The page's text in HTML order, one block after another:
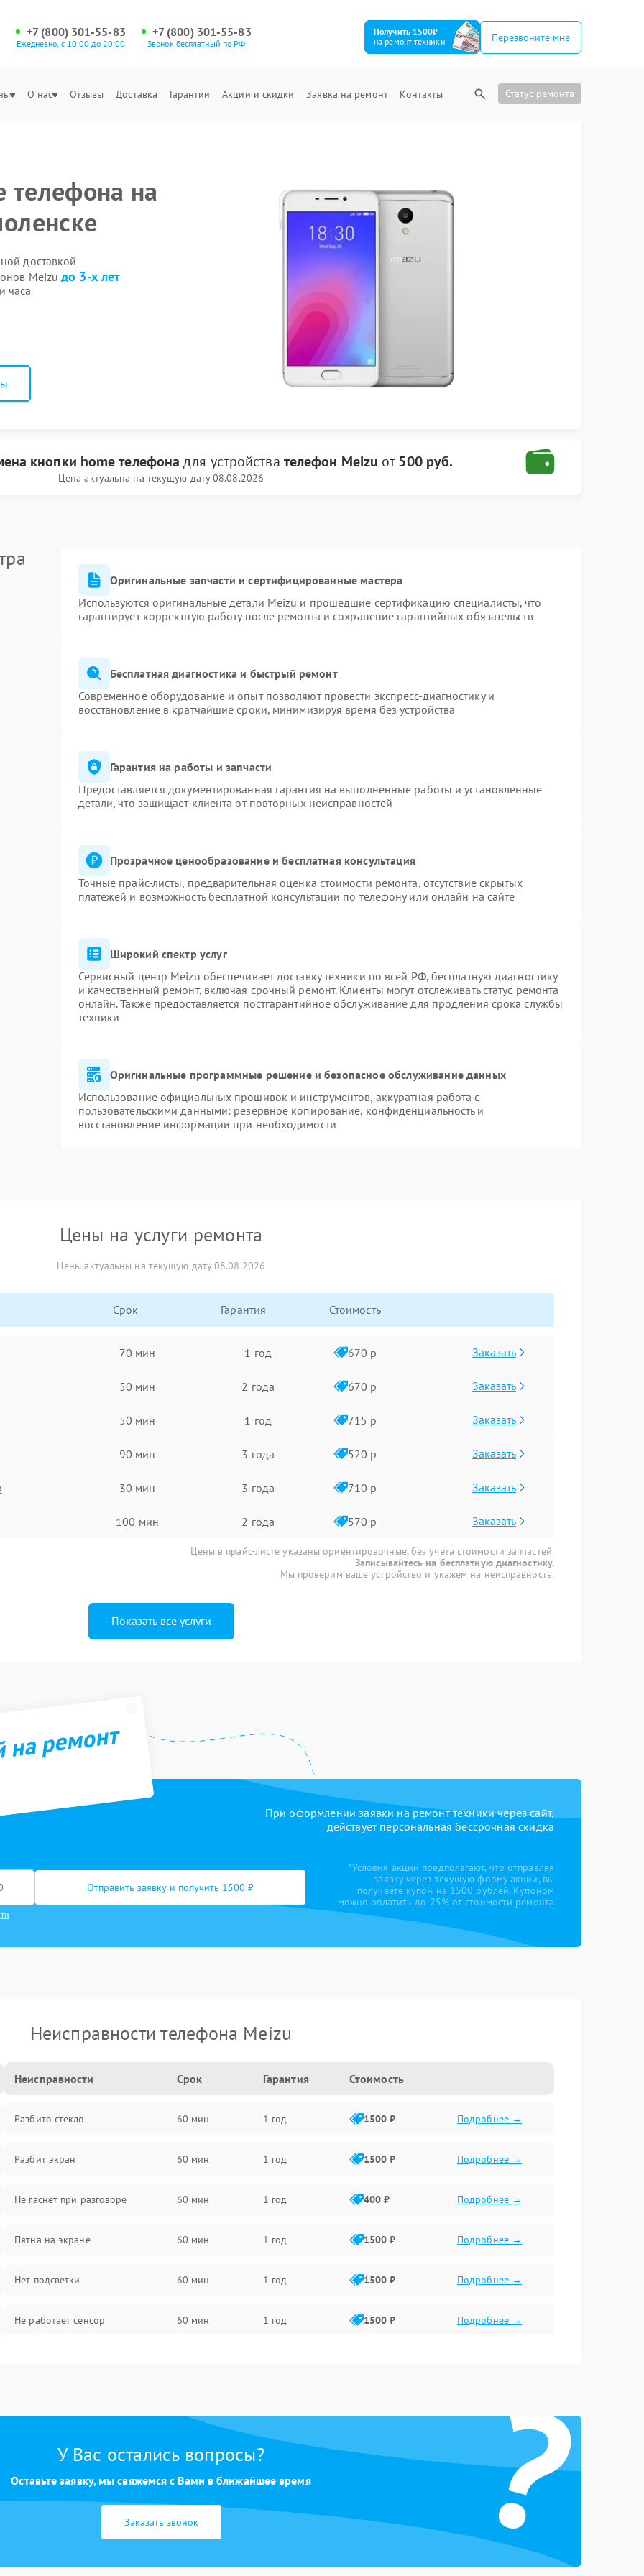
+7 (800) 301-55-83
Ежедневно, с 10:00 до 20:00
+7 (800) 301-55-83
Звонок бесплатный по РФ
Получить 1500₽
на ремонт техники
Перезвоните мне
О нас Отзывы Доставка Гарантии Акции и скидки Заявка на ремонт Контакты Статус ремонта
телефона на
доставкой
Meizuдо 3-х лет
часа
кнопки home телефона для устройства телефон Meizu от500 руб.
Цена актуальна на текущую дату 08.08.2026
Оригинальные запчасти и сертифицированные мастера
Используются оригинальные детали Meizu и прошедшие сертификацию специалисты, что
гарантирует корректную работу после ремонта и сохранение гарантийных обязательств
Бесплатная диагностика и быстрый ремонт
Современное оборудование и опыт позволяют провести экспресс-диагностику и
восстановление в кратчайшие сроки, минимизируя время без устройства
Гарантия на работы и запчасти
Предоставляется документированная гарантия на выполненные работы и установленные
детали, что защищает клиента от повторных неисправностей
Прозрачное ценообразование и бесплатная консультация
Точные прайс-листы, предварительная оценка стоимости ремонта, отсутствие скрытых
платежей и возможность бесплатной консультации по телефону или онлайн на сайте
Широкий спектр услуг
Сервисный центр Meizu обеспечивает доставку техники по всей РФ, бесплатную диагностику
и качественный ремонт, включая срочный ремонт. Клиенты могут отслеживать статус ремонта
онлайн. Также предоставляется постгарантийное обслуживание для продления срока службы
техники
Оригинальные программные решение и безопасное обслуживание данных
Использование официальных прошивок и инструментов, аккуратная работа с
пользовательскими данными: резервное копирование, конфиденциальность и
восстановление информации при необходимости
Цены на услуги ремонта
Цены актуальны на текущую дату 08.08.2026
Срок Гарантия Стоимость
70 мин 1 год 670 р Заказать
50 мин 2 года 670 р Заказать
50 мин 1 год 715 р Заказать
90 мин 3 года 520 р Заказать
30 мин 3 года 710 р Заказать
100 мин 2 года 570 р Заказать
Цены в прайс-листе указаны ориентировочные, без учета стоимости запчастей.
Записывайтесь на бесплатную диагностику.
Мы проверим ваше устройство и укажем на неисправность.
Показать все услуги
ремонт
При оформлении заявки на ремонт техники через сайт,
действует персональная бессрочная скидка
Отправить заявку и получить 1500 ₽
*Условия акции предполагают, что отправляя
заявку через текущую форму акции, вы
получаете купон на 1500 рублей. Купоном
можно оплатить до 25% от стоимости ремонта
Неисправности телефона Meizu
Неисправности Срок Гарантия Стоимость
Разбито стекло 60 мин 1 год 1500 ₽ Подробнее →
Разбит экран 60 мин 1 год 1500 ₽ Подробнее →
Не гаснет при разговоре 60 мин 1 год 400 ₽ Подробнее →
Пятна на экране 60 мин 1 год 1500 ₽ Подробнее →
Нет подсветки 60 мин 1 год 1500 ₽ Подробнее →
Не работает сенсор 60 мин 1 год 1500 ₽ Подробнее →
1 год ?
У Вас остались вопросы?
Оставьте заявку, мы свяжемся с Вами в ближайшее время
Заказать звонок